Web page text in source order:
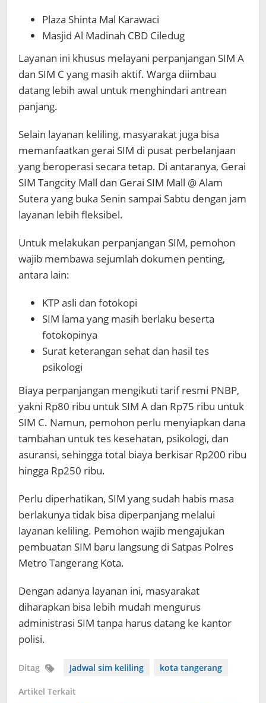
Plaza Shinta Mal Karawaci
Masjid Al Madinah CBD Ciledug
Layanan ini khusus melayani perpanjangan SIM A
dan SIM C yang masih aktif. Warga diimbau
datang lebih awal untuk menghindari antrean
panjang.
Selain layanan keliling, masyarakat juga bisa
memanfaatkan gerai SIM di pusat perbelanjaan
yang beroperasi secara tetap. Di antaranya, Gerai
SIM Tangcity Mall dan Gerai SIM Mall @ Alam
Sutera yang buka Senin sampai Sabtu dengan jam
layanan lebih fleksibel.
Untuk melakukan perpanjangan SIM, pemohon
wajib membawa sejumlah dokumen penting,
antara lain:
KTP asli dan fotokopi
SIM lama yang masih berlaku beserta
fotokopinya
Surat keterangan sehat dan hasil tes
psikologi
Biaya perpanjangan mengikuti tarif resmi PNBP,
yakni Rp80 ribu untuk SIM A dan Rp75 ribu untuk
SIM C. Namun, pemohon perlu menyiapkan dana
tambahan untuk tes kesehatan, psikologi, dan
asuransi, sehingga total biaya berkisar Rp200 ribu
hingga Rp250 ribu.
Perlu diperhatikan, SIM yang sudah habis masa
berlakunya tidak bisa diperpanjang melalui
layanan keliling. Pemohon wajib mengajukan
pembuatan SIM baru langsung di Satpas Polres
Metro Tangerang Kota.
Dengan adanya layanan ini, masyarakat
diharapkan bisa lebih mudah mengurus
administrasi SIM tanpa harus datang ke kantor
polisi.
Ditag Jadwal sim keliling kota tangerang
Artikel Terkait